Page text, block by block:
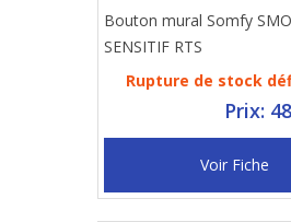
Bouton mural Somfy
SENSITIF RTS
Rupture de stock
Prix:
Voir Fiche